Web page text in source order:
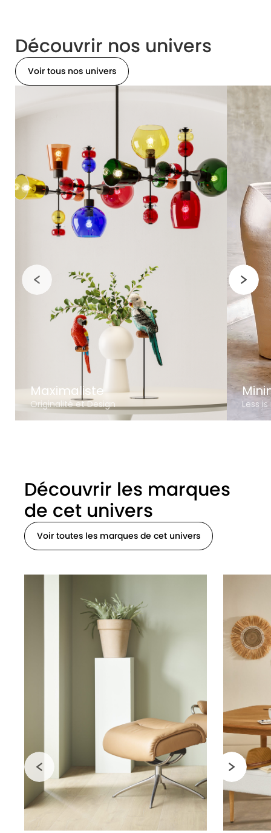
Découvrir nos univers
Voir tous nos univers
Maximaliste
Originalité et Design Less
Découvrir les marques
de cet univers
Voir toutes les marques de cet univers